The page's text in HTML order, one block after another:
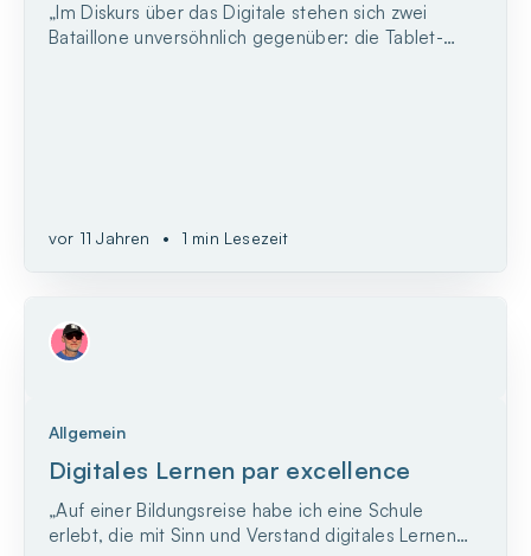
„Im Diskurs über das Digitale stehen sich zwei
Bataillone unversöhnlich gegenüber: die Tablet-
vor 11 Jahren • 1 min Lesezeit
Allgemein
Digitales Lernen par excellence
„Auf einer Bildungsreise habe ich eine Schule
erlebt, die mit Sinn und Verstand digitales Lernen